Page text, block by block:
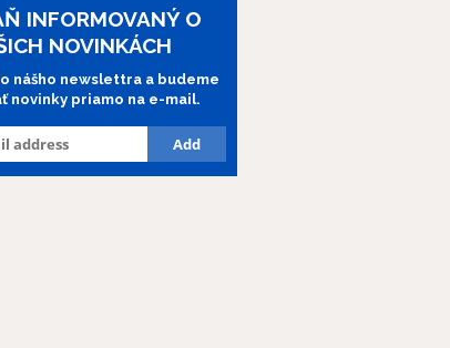
INFORMOVANÝ O
NOVINKÁCH
nášho newslettra a budeme
novinky priamo na e-mail.